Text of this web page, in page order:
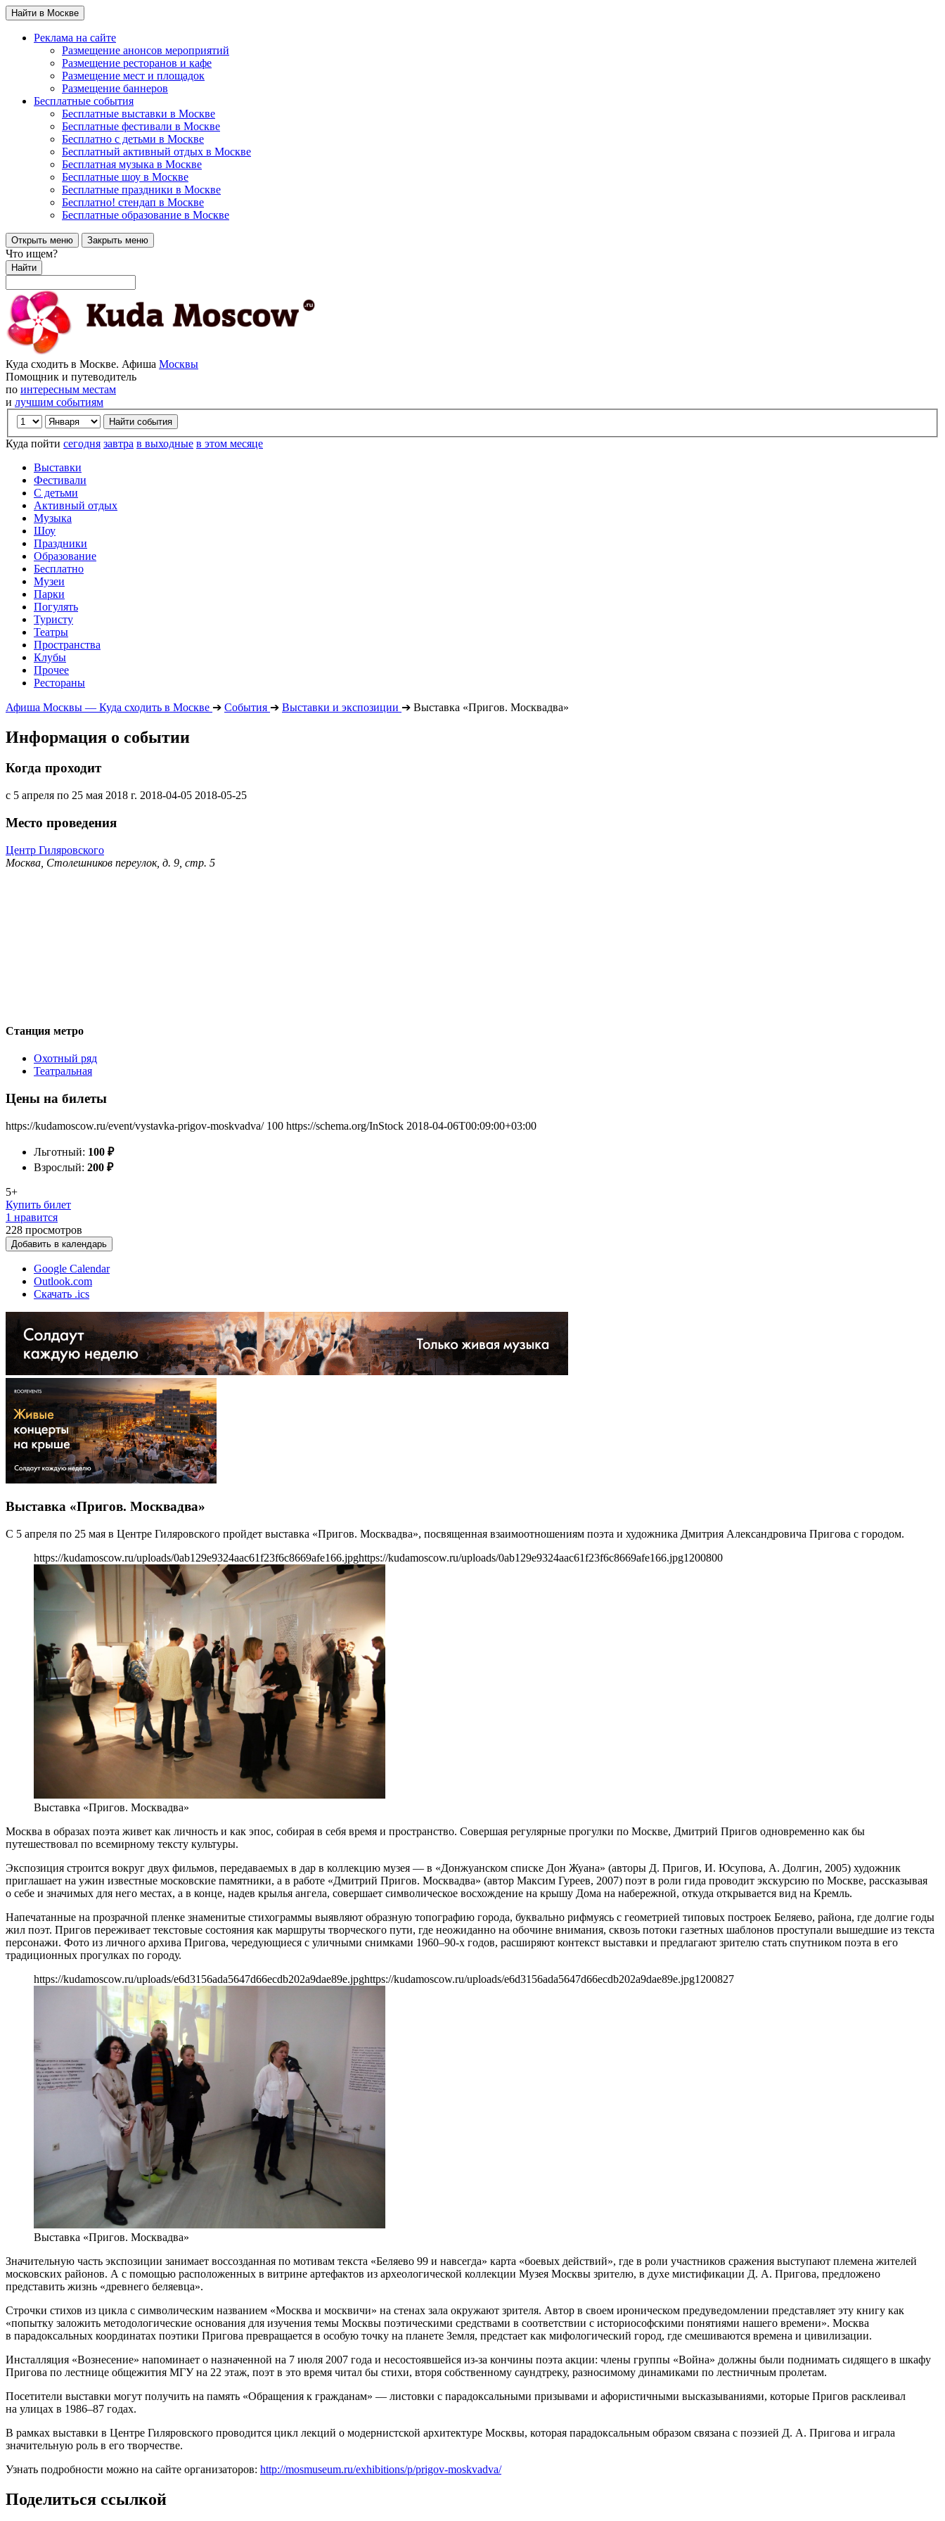
Найти в Москве
Реклама на сайте
Размещение анонсов мероприятий
Размещение ресторанов и кафе
Размещение мест и площадок
Размещение баннеров
Бесплатные события
Бесплатные выставки в Москве
Бесплатные фестивали в Москве
Бесплатно с детьми в Москве
Бесплатный активный отдых в Москве
Бесплатная музыка в Москве
Бесплатные шоу в Москве
Бесплатные праздники в Москве
Бесплатно! стендап в Москве
Бесплатные образование в Москве
Открыть меню Закрыть меню
Что ищем?
Найти
Куда сходить в Москве. Афиша Москвы
Помощник и путеводитель
по интересным местам
и лучшим событиям
Куда пойти сегодня завтра в выходные в этом месяце
Выставки
Фестивали
С детьми
Активный отдых
Музыка
Шоу
Праздники
Образование
Бесплатно
Музеи
Парки
Погулять
Туристу
Театры
Пространства
Клубы
Прочее
Рестораны
Афиша Москвы — Куда сходить в Москве ➔ События ➔ Выставки и экспозиции ➔ Выставка «Пригов. Москвадва»
Информация о событии
Когда проходит
с 5 апреля по 25 мая 2018 г. 2018-04-05 2018-05-25
Место проведения
Центр Гиляровского
Москва, Столешников переулок, д. 9, стр. 5
Станция метро
Охотный ряд
Театральная
Цены на билеты
https://kudamoscow.ru/event/vystavka-prigov-moskvadva/ 100 https://schema.org/InStock 2018-04-06T00:09:00+03:00
Льготный: 100 ₽
Взрослый: 200 ₽
5+
Купить билет
1 нравится
228 просмотров
Добавить в календарь
Google Calendar
Outlook.com
Скачать .ics
Выставка «Пригов. Москвадва»
С 5 апреля по 25 мая в Центре Гиляровского пройдет выставка «Пригов. Москвадва», посвященная взаимоотношениям поэта и художника Дмитрия Александровича Пригова с городом.
https://kudamoscow.ru/uploads/0ab129e9324aac61f23f6c8669afe166.jpghttps://kudamoscow.ru/uploads/0ab129e9324aac61f23f6c8669afe166.jpg1200800
Выставка «Пригов. Москвадва»
Москва в образах поэта живет как личность и как эпос, собирая в себя время и пространство. Совершая регулярные прогулки по Москве, Дмитрий Пригов одновременно как бы
путешествовал по всемирному тексту культуры.
Экспозиция строится вокруг двух фильмов, передаваемых в дар в коллекцию музея — в «Донжуанском списке Дон Жуана» (авторы Д. Пригов, И. Юсупова, А. Долгин, 2005) художник
приглашает на ужин известные московские памятники, а в работе «Дмитрий Пригов. Москвадва» (автор Максим Гуреев, 2007) поэт в роли гида проводит экскурсию по Москве, рассказывая
о себе и значимых для него местах, а в конце, надев крылья ангела, совершает символическое восхождение на крышу Дома на набережной, откуда открывается вид на Кремль.
Напечатанные на прозрачной пленке знаменитые стихограммы выявляют образную топографию города, буквально рифмуясь с геометрией типовых построек Беляево, района, где долгие годы
жил поэт. Пригов переживает текстовые состояния как маршруты творческого пути, где неожиданно на обочине внимания, сквозь потоки газетных шаблонов проступали вышедшие из текста
персонажи. Фото из личного архива Пригова, чередующиеся с уличными снимками 1960–90-х годов, расширяют контекст выставки и предлагают зрителю стать спутником поэта в его
традиционных прогулках по городу.
https://kudamoscow.ru/uploads/e6d3156ada5647d66ecdb202a9dae89e.jpghttps://kudamoscow.ru/uploads/e6d3156ada5647d66ecdb202a9dae89e.jpg1200827
Выставка «Пригов. Москвадва»
Значительную часть экспозиции занимает воссозданная по мотивам текста «Беляево 99 и навсегда» карта «боевых действий», где в роли участников сражения выступают племена жителей
московских районов. А с помощью расположенных в витрине артефактов из археологической коллекции Музея Москвы зрителю, в духе мистификации Д. А. Пригова, предложено
представить жизнь «древнего беляевца».
Строчки стихов из цикла с символическим названием «Москва и москвичи» на стенах зала окружают зрителя. Автор в своем ироническом предуведомлении представляет эту книгу как
«попытку заложить методологические основания для изучения темы Москвы поэтическими средствами в соответствии с историософскими понятиями нашего времени». Москва
в парадоксальных координатах поэтики Пригова превращается в особую точку на планете Земля, предстает как мифологический город, где смешиваются времена и цивилизации.
Инсталляция «Вознесение» напоминает о назначенной на 7 июля 2007 года и несостоявшейся из-за кончины поэта акции: члены группы «Война» должны были поднимать сидящего в шкафу
Пригова по лестнице общежития МГУ на 22 этаж, поэт в это время читал бы стихи, вторя собственному саундтреку, разносимому динамиками по лестничным пролетам.
Посетители выставки могут получить на память «Обращения к гражданам» — листовки с парадоксальными призывами и афористичными высказываниями, которые Пригов расклеивал
на улицах в 1986–87 годах.
В рамках выставки в Центре Гиляровского проводится цикл лекций о модернистской архитектуре Москвы, которая парадоксальным образом связана с поэзией Д. А. Пригова и играла
значительную роль в его творчестве.
Узнать подробности можно на сайте организаторов: http://mosmuseum.ru/exhibitions/p/prigov-moskvadva/
Поделиться ссылкой